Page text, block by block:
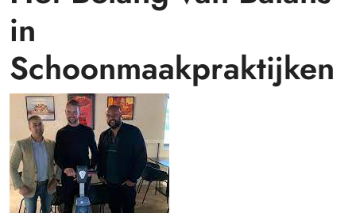
in
Schoonmaakpraktijken